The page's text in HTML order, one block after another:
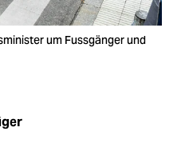
um Fussgänger und